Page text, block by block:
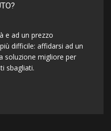
e ad un prezzo
difficile: affidarsi ad un
soluzione migliore per
sbagliati.